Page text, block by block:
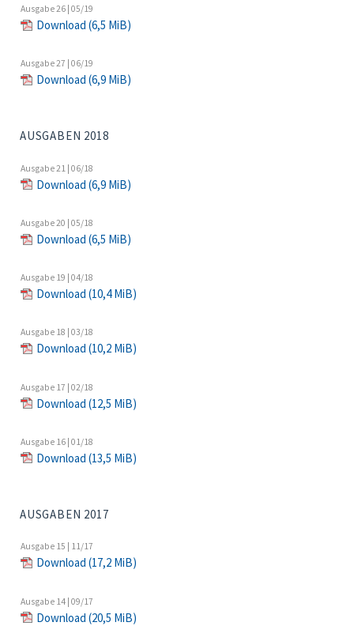
Ausgabe 26 | 05/19
Download (6,5 MiB)
Ausgabe 27 | 06/19
Download (6,9 MiB)
AUSGABEN 2018
Ausgabe 21 | 06/18
Download (6,9 MiB)
Ausgabe 20 | 05/18
Download (6,5 MiB)
Ausgabe 19 | 04/18
Download (10,4 MiB)
Ausgabe 18 | 03/18
Download (10,2 MiB)
Ausgabe 17 | 02/18
Download (12,5 MiB)
Ausgabe 16 | 01/18
Download (13,5 MiB)
AUSGABEN 2017
Ausgabe 15 | 11/17
Download (17,2 MiB)
Ausgabe 14 | 09/17
Download (20,5 MiB)